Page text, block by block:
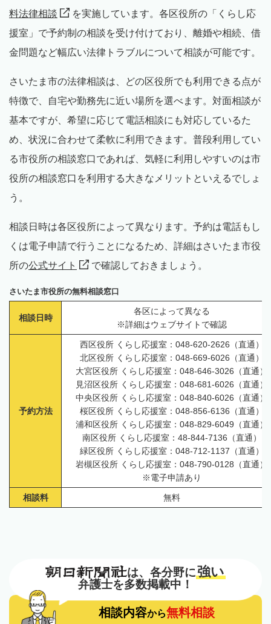
料法律相談
を実施しています。各区役所の「くらし応
援室」で予約制の相談を受け付けており、離婚や相続、借
金問題など幅広い法律トラブルについて相談が可能です。
さいたま市の法律相談は、どの区役所でも利用できる点が
特徴で、自宅や勤務先に近い場所を選べます。対面相談が
基本ですが、希望に応じて電話相談にも対応しているた
め、状況に合わせて柔軟に利用できます。普段利用してい
る市役所の相談窓口であれば、気軽に利用しやすいのは市
役所の相談窓口を利用する大きなメリットといえるでしょ
う。
相談日時は各区役所によって異なります。予約は電話もし
くは電子申請で行うことになるため、詳細はさいたま市役
所の公式サイト で確認しておきましょう。
さいたま市役所の無料相談窓口
相談日時
各区によって異なる
※詳細はウェブサイトで確認
予約方法
西区役所 くらし応援室：048-620-2626（直通）
北区役所 くらし応援室：048-669-6026（直通）
大宮区役所 くらし応援室：048-646-3026（直通）
見沼区役所 くらし応援室：048-681-6026（直通）
中央区役所 くらし応援室：048-840-6026（直通）
桜区役所 くらし応援室：048-856-6136（直通）
浦和区役所 くらし応援室：048-829-6049（直通）
南区役所 くらし応援室：48-844-7136（直通）
緑区役所 くらし応援室：048-712-1137（直通）
岩槻区役所 くらし応援室：048-790-0128（直通）
※電子申請あり
相談料 無料
は、各分野に強い
弁護士を多数掲載中！
相談内容から無料相談